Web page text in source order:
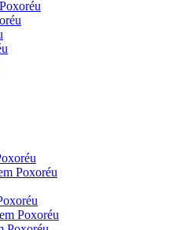
Poxoréu
Poxoréu
em Poxoréu